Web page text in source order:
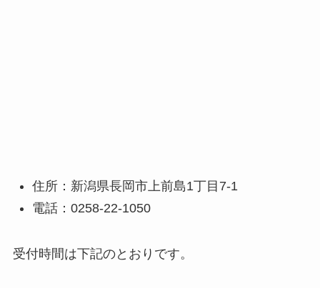
住所：新潟県長岡市上前島1丁目7-1
電話：0258-22-1050
受付時間は下記のとおりです。